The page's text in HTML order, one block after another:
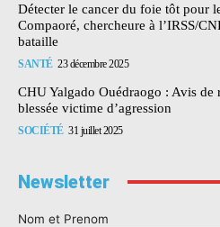
Détecter le cancer du foie tôt pour
Compaoré, chercheure à l’IRSS/
bataille
SANTÉ 23 décembre 2025
CHU Yalgado Ouédraogo : Avis de
blessée victime d’agression
SOCIÉTÉ 31 juillet 2025
Newsletter
Nom et Prenom